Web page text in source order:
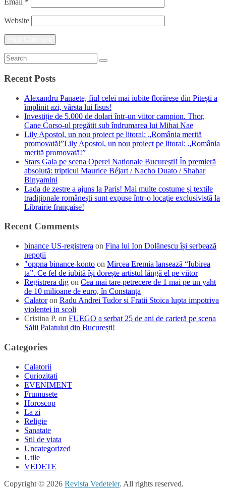
Email *
Website
Recent Posts
Alexandru Panaete, fiul celei mai iubite florărese din Pitești a
împlinit azi, vârsta lui Iisus!
Investiție de 5.000 de dolari într-un viitor campion. Thor,
Cane Corso-ul pregătit sub îndrumarea lui Mihai Nae
Lily Apostol, un nou proiect pe litoral: „România merită
promovată!”Lily Apostol, un nou proiect pe litoral: „România
merită promovată!”
Stars Gala pe scena Operei Naționale București! În premieră
absolută: tripticul Maurice Béjart / Nacho Duato / Shahar
Binyamini
Lada de zestre a ajuns la Paris! Mai multe costume și textile
tradiționale românești sunt expuse într-o locație exclusivistă la
Librairie française!
Recent Comments
binance US-registrera on Fina lui Ion Dolănescu își serbează
nepoții
"oppna binance-konto on Mircea Eremia lansează “Iubirea
ta”. Ce fel de iubită își dorește artistul lângă el pe viitor
Registrera dig on Cea mai tare petrecere de 1 mai pe un yaht
de 10 milioane de euro, în Constanța
Calatoron Radu Andrei Tudor si Fratii Stoica lupta impotriva
violentei in scoli
Cristina P. on FUEGO a serbat 25 de ani de carieră pe scena
Sălii Palatului din București!
Categories
Calatorii
Curiozitati
EVENIMENT
Frumusete
Horoscop
La zi
Religie
Sanatate
Stil de viata
Uncategorized
Utile
VEDETE
Copyright © 2026 Revista Vedeteler. All rights reserved.